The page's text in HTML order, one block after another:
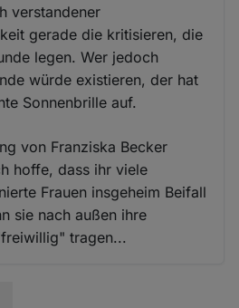
verstandener
gerade die kritisieren, die
legen. Wer jedoch
würde existieren, der hat
Sonnenbrille auf.
von Franziska Becker
hoffe, dass ihr viele
Frauen insgeheim Beifall
sie nach außen ihre
tragen...